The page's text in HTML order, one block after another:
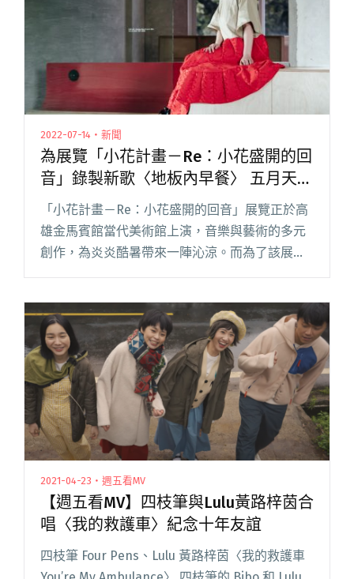
2022-07-14・新聞
為展覽「小花計畫－Re：小花盛開的回
音」錄製新歌〈地板內早餐〉 五月天瑪
莎與林以樂赴美術館錄音、拍MV
「小花計畫－Re：小花盛開的回音」展覽正於高
雄金馬賓館當代美術館上演，音樂與藝術的多元
創作，為炎炎酷暑帶來一陣沁涼。而為了該展
覽，由五月天瑪莎製作，YILE LIN 林以樂演唱的
架。 特別的是閱讀全文 "為展覽「小花計畫－
Re：小花盛開的回音」錄製新歌〈地板內早餐〉
五月天瑪莎與林以樂赴美術館錄音、拍MV"
2021-04-23・週五看MV
【週五看MV】四枝筆與Lulu黃路梓茵合
唱〈我的救護車〉紀念十年友誼
四枝筆 Four Pens、Lulu 黃路梓茵〈我的救護車